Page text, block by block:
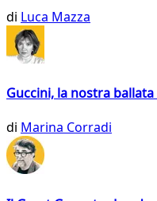
di Luca Mazza
Guccini, la nostra
di Marina Corradi